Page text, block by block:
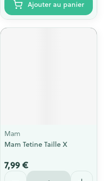
Ajouter au panier
Mam
Mam Tetine Taille X
7,99 €
Quantité